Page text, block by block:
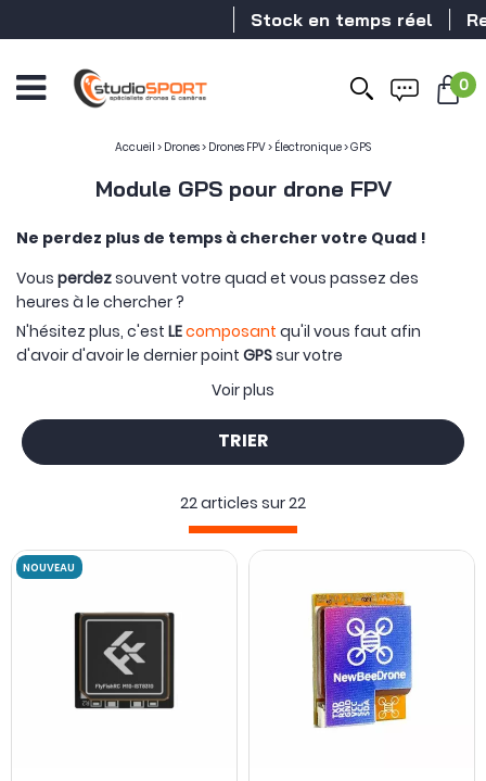
Stock en temps réel
0
Accueil > Drones> Drones FPV> Électronique>GPS
Module GPS pour drone FPV
Ne perdez plus de temps à chercher votre Quad !
Vous perdezsouvent votre quad et vous passez des
heures à le chercher ?
N'hésitez plus, c'est LEcomposant qu'il vous faut afin
d'avoir d'avoir le dernier point GPSsur votre
radiocommande et retrouvez votre machine plus
Nous vous conseillons de monter un
en plus, gain de
temps indéniable !
Voir plus
TRIER
22 articles sur22
NOUVEAU